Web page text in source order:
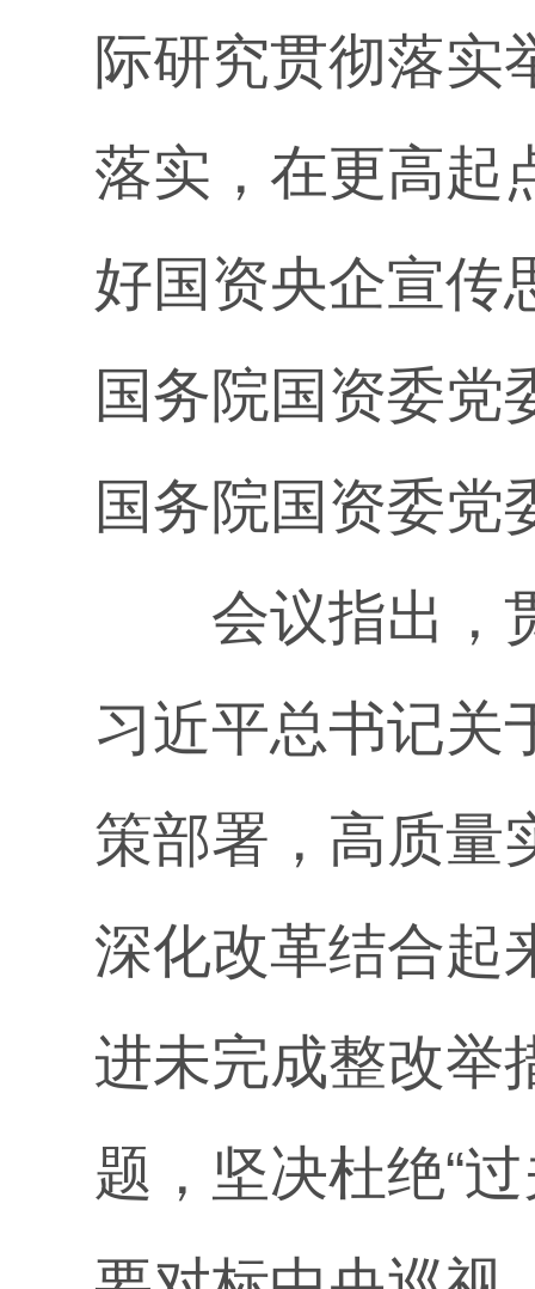
际研究贯彻落实
落实，在更高起
好国资央企宣传
国务院国资委党
国务院国资委党
会议指出，贯
习近平总书记关
策部署，高质量
深化改革结合起
进未完成整改举
题，坚决杜绝“